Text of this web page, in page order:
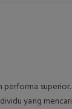
performa superior.
yang mencari